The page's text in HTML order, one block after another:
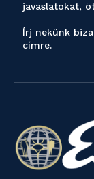
javaslatokat,
Írj nekünk
címre.